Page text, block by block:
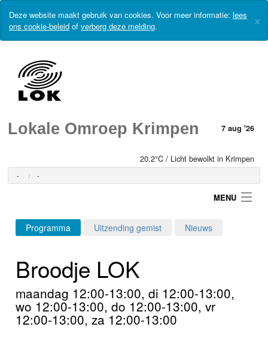
Deze website maakt gebruik van cookies. Voor meer informatie: lees
ons cookie-beleid of verberg deze melding. ×
Lokale Omroep Krimpen 7 aug '26
20.2°C / Licht bewolkt in Krimpen
- -
MENU
Login
Home
Programma's
Nieuws
Programma Uitzending gemist Nieuws
Broodje LOK
maandag 12:00-13:00, di 12:00-13:00,
wo 12:00-13:00, do 12:00-13:00, vr
12:00-13:00, za 12:00-13:00